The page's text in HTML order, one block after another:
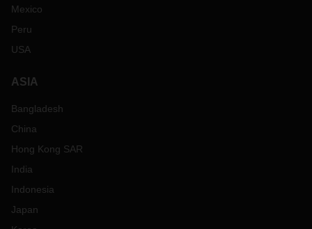
Mexico
Peru
USA
ASIA
Bangladesh
China
Hong Kong SAR
India
Indonesia
Japan